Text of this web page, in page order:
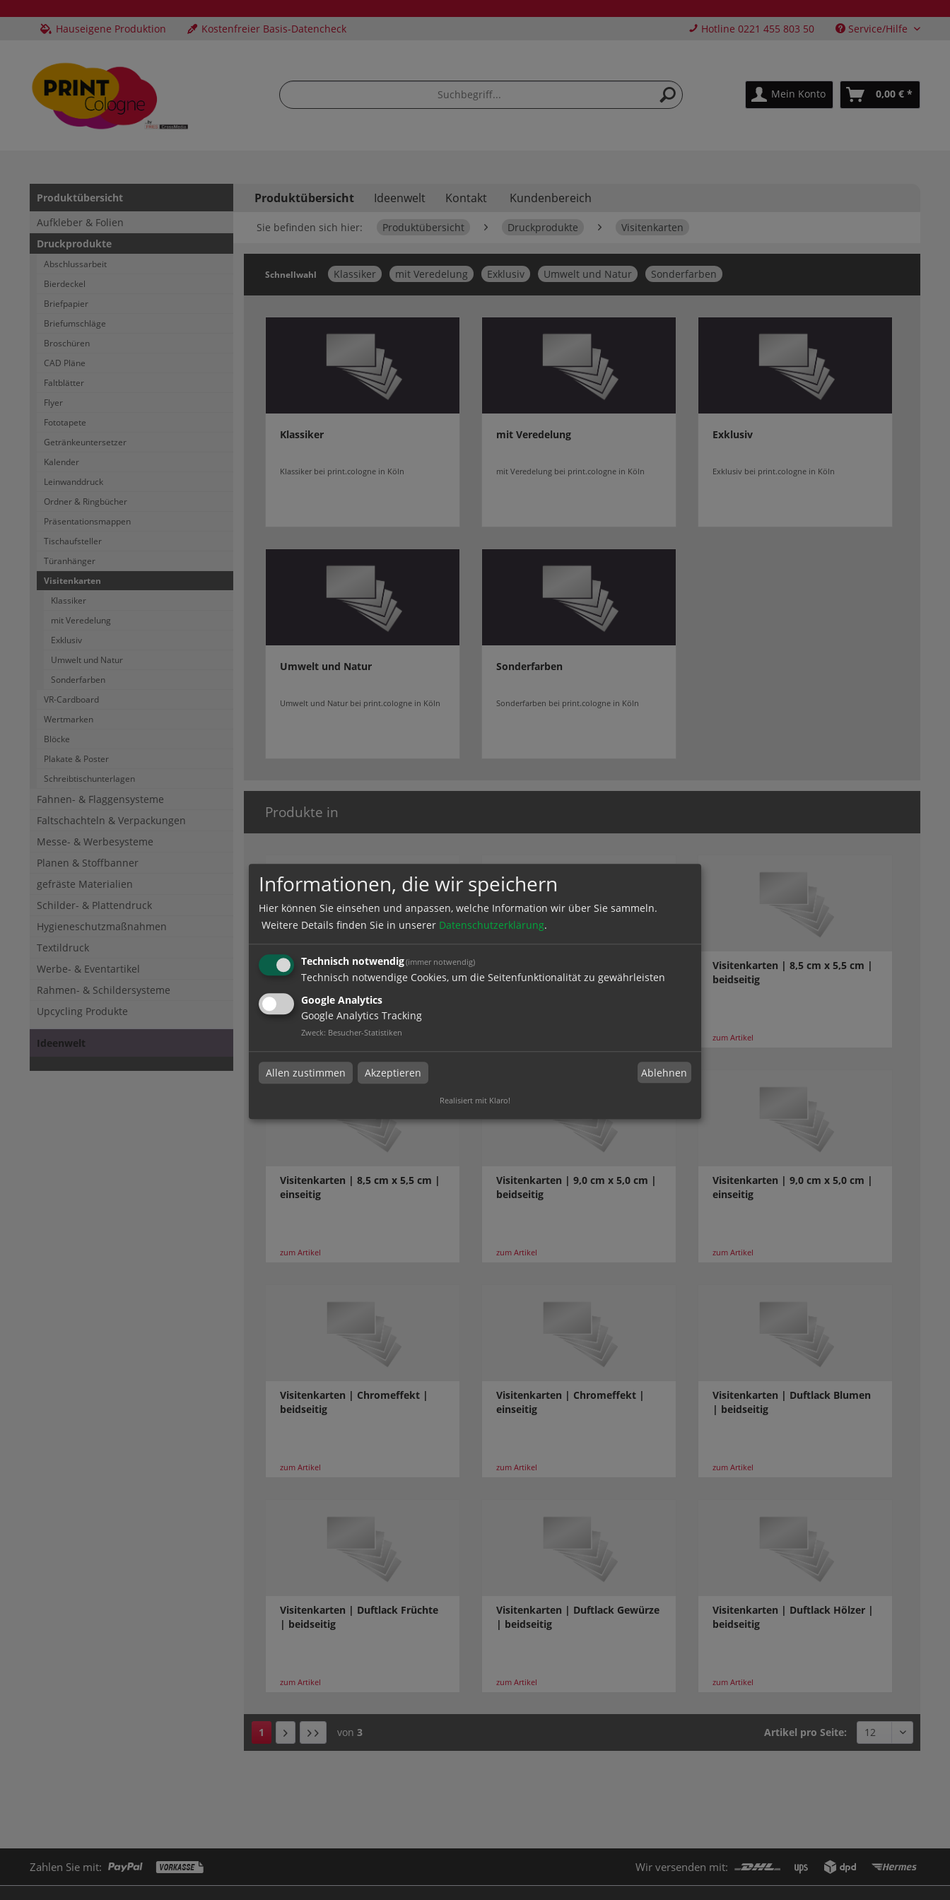
Hauseigene Produktion Kostenfreier Basis-Datencheck Hotline 0221 455 803 50 Service/Hilfe
Mein Konto 0,00 € *
Produktübersicht
Aufkleber & Folien
Druckprodukte
Abschlussarbeit
Bierdeckel
Briefpapier
Briefumschläge
Broschüren
CAD Pläne
Faltblätter
Flyer
Fototapete
Getränkeuntersetzer
Kalender
Leinwanddruck
Ordner & Ringbücher
Präsentationsmappen
Tischaufsteller
Türanhänger
Visitenkarten
Klassiker
mit Veredelung
Exklusiv
Umwelt und Natur
Sonderfarben
VR-Cardboard
Wertmarken
Blöcke
Plakate & Poster
Schreibtischunterlagen
Fahnen- & Flaggensysteme
Faltschachteln & Verpackungen
Messe- & Werbesysteme
Planen & Stoffbanner
gefräste Materialien
Schilder- & Plattendruck
Hygieneschutzmaßnahmen
Textildruck
Werbe- & Eventartikel
Rahmen- & Schildersysteme
Upcycling Produkte
Ideenwelt
Produktübersicht Ideenwelt Kontakt Kundenbereich
Sie befinden sich hier: Produktübersicht Druckprodukte Visitenkarten
Schnellwahl Klassiker mit Veredelung Exklusiv Umwelt und Natur Sonderfarben
Klassiker
Klassiker bei print.cologne in Köln
mit Veredelung
mit Veredelung bei print.cologne in Köln
Exklusiv
Exklusiv bei print.cologne in Köln
Umwelt und Natur
Umwelt und Natur bei print.cologne in Köln
Sonderfarben
Sonderfarben bei print.cologne in Köln
Produkte in
Visitenkarten | 350 g/m² Offset
weiß | beidseitig
zum Artikel
weiß | einseitig
Visitenkarten | 8,5 cm x 5,5 cm |
beidseitig
zum Artikel
Visitenkarten | 8,5 cm x 5,5 cm |
einseitig
zum Artikel
Visitenkarten | 9,0 cm x 5,0 cm |
beidseitig
zum Artikel
Visitenkarten | 9,0 cm x 5,0 cm |
einseitig
zum Artikel
Visitenkarten | Chromeffekt |
beidseitig
zum Artikel
Visitenkarten | Chromeffekt |
einseitig
zum Artikel
Visitenkarten | Duftlack Blumen
| beidseitig
zum Artikel
Visitenkarten | Duftlack Früchte
| beidseitig
zum Artikel
Visitenkarten | Duftlack Gewürze
| beidseitig
zum Artikel
Visitenkarten | Duftlack Hölzer |
beidseitig
zum Artikel
1 von 3 Artikel pro Seite:
Zahlen Sie mit: Wir versenden mit:
Informationen, die wir speichern
Hier können Sie einsehen und anpassen, welche Information wir über Sie sammeln.
Weitere Details finden Sie in unserer Datenschutzerklärung.
Technisch notwendig(immer notwendig)
Technisch notwendige Cookies, um die Seitenfunktionalität zu gewährleisten
Google Analytics
Google Analytics Tracking
Zweck: Besucher-Statistiken
Allen zustimmen Akzeptieren Ablehnen
Realisiert mit Klaro!